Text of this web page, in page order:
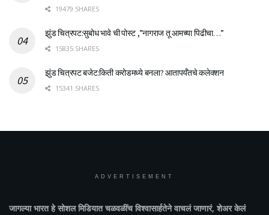
19479 SHARES
झुंड चित्रपट:सुबोध भावे ची पोस्ट ,”नागराज तू आमच्या पिढीचा…”
15835 SHARES
झुंड चित्रपट बजेट:किती करोडमध्ये बनला? आतापर्यँतचे कलेक्शन
15341 SHARES
ADVERTISEMENT
जागल्या भारतहे सोशल मिडियात चळवळींच विश्वासार्हतेने वाचलं जाणारं, शेअर केलं